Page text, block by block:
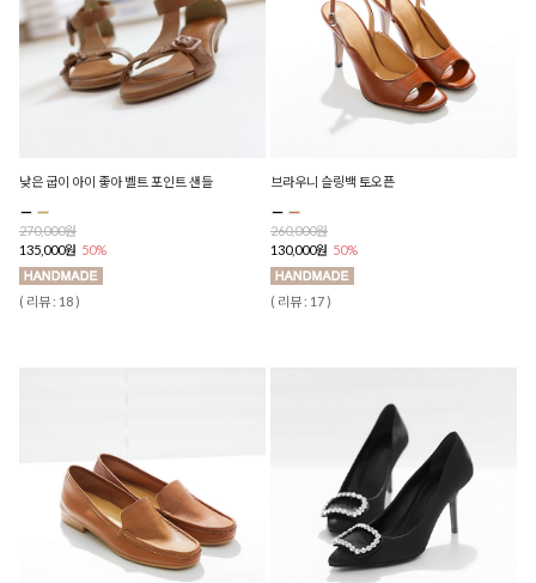
낮은 굽이 아이 좋아 벨트 포인트 샌들
270,000원
135,000원 50%
( 리뷰 : 18 )
브라우니 슬링백 토오픈
260,000원
130,000원 50%
( 리뷰 : 17 )